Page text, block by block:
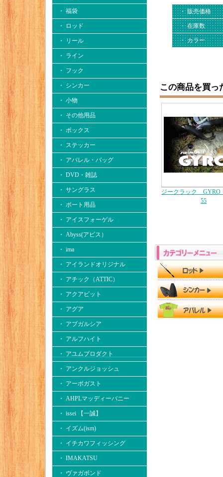
・ 福袋
・ ロッド
・ リール
・ ライン
・ フック
・ シンカー
・ 小物
・ その他用品
・ ボックス
・ ステッカー
・ アパレル・バッグ
・ DVD・雑誌
・ サングラス
・ ボート用品
・ アイスフォーゲル
・ Abyss(アビス）
・ ima
・ アイランドオリジナル
・ アチック（ATTIC）
・ アクアビット
・ アグア
・ アブガルシア
・ アルフハイト
・ アユムプロダクト
・ アンクルジョッシュ
・ アーボガスト
・ AHPLマッディーバニー
・ issei 【一誠】
・ イズム(ism)
・ イチカワフィッシング
・ IMAKATSU
・ ヴァガボンド
・ 販売価格
・ 在庫数
・ カラー
この商品を買っ
ジークラック GYRO
55